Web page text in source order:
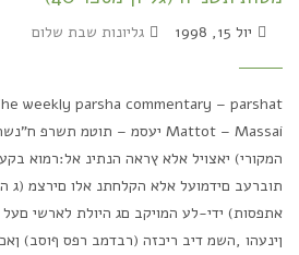
יול 15, 1998 גליונות שבת שלום
weekly parsha commentary – parshat
המקורי) יאצויל אלא ץראה הנתינ אל:רמוא
תוברעב םידמועל אלא הקלחתנ אלו םירצמ
אתפסות) ידי-לע המויקב םג היולת לארשי
ןינעהו ,השמ דיב ריכזה (רבדמב רפס ףוסב)